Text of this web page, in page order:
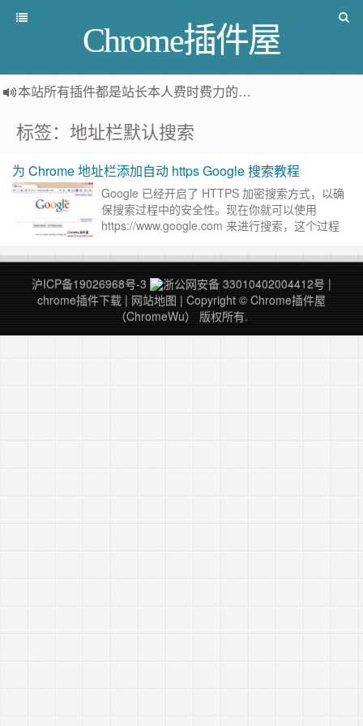
Chrome插件屋
本站所有插件都是站长本人费时费力的人工筛选推荐
标签：地址栏默认搜索
为 Chrome 地址栏添加自动 https Google 搜索教程
Google 已经开启了 HTTPS 加密搜索方式，以确
保搜索过程中的安全性。现在你就可以使用
https://www.google.com 来进行搜索，这个过程
续阅读 »
沪ICP备19026968号-3
浙公网安备 33010402004412号 |
chrome插件下载 | 网站地图 | Copyright © Chrome插件屋
（ChromeWu） 版权所有.